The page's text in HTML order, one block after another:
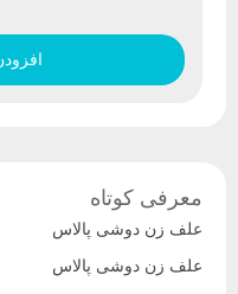
زن
دوشی
معرفی کوتاه
علف زن دوشی پالاس
علف زن دوشی پالاس